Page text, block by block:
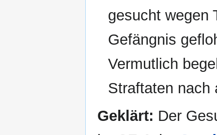
gesucht wegen
Gefängnis
Vermutlich
Straftaten nach
Geklärt: Der